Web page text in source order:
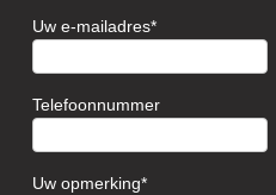
Uw e-mailadres
Telefoonnummer
Uw opmerking